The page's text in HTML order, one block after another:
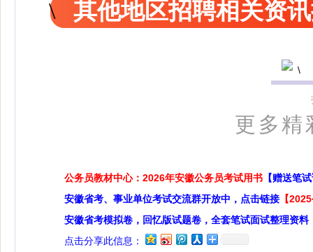
其他地区招聘相关资
更多精
公务员教材中心：2026年安徽公务员考试用书 【赠送笔
安徽省考、事业单位考试交流群开放中，点击链接 【
安徽省考模拟卷，回忆版试题卷，全套笔试面试整理资料
点击分享此信息：